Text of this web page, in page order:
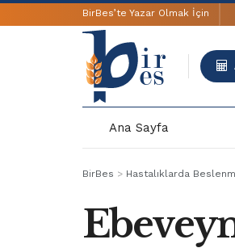
BirBes’te Yazar Olmak İçin
Ana Sayfa
BirBes > Hastalıklarda